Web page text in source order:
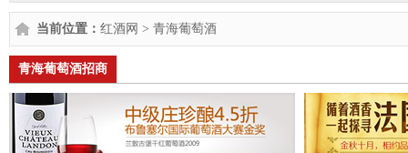
当前位置： 红酒网 > 青海葡萄酒
青海葡萄酒招商